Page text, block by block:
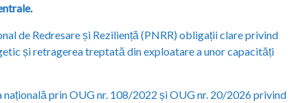
de Redresare și Reziliență (PNRR) obligații clare privind
și retragerea treptată din exploatare a unor capacități
prin OUG nr. 108/2022 și OUG nr. 20/2026 privind